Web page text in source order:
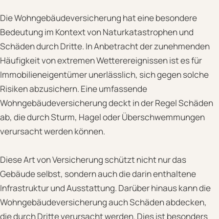
Die Wohngebäudeversicherung hat eine besondere
Bedeutung im Kontext von Naturkatastrophen und
Schäden durch Dritte. In Anbetracht der zunehmenden
Häufigkeit von extremen Wetterereignissen ist es für
Immobilieneigentümer unerlässlich, sich gegen solche
Risiken abzusichern. Eine umfassende
Wohngebäudeversicherung deckt in der Regel Schäden
ab, die durch Sturm, Hagel oder Überschwemmungen
verursacht werden können.
Diese Art von Versicherung schützt nicht nur das
Gebäude selbst, sondern auch die darin enthaltene
Infrastruktur und Ausstattung. Darüber hinaus kann die
Wohngebäudeversicherung auch Schäden abdecken,
die durch Dritte verursacht werden. Dies ist besonders